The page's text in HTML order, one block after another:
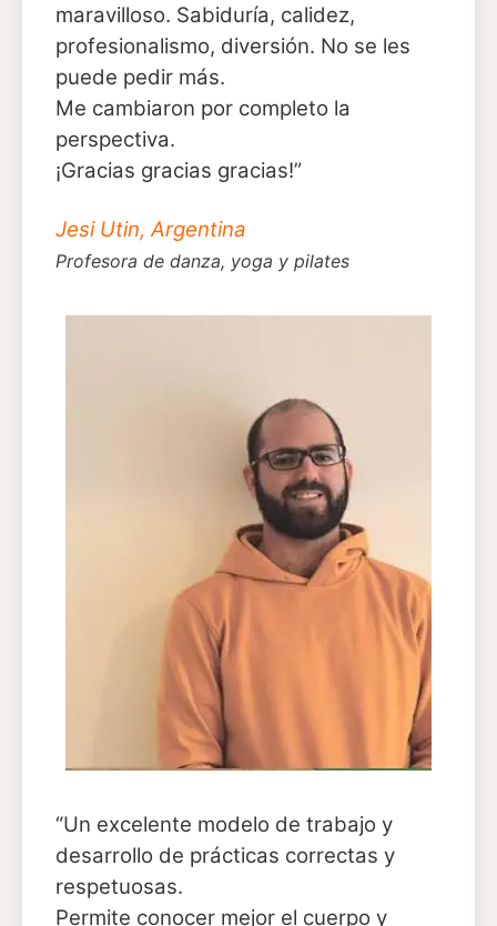
maravilloso. Sabiduría, calidez,
profesionalismo, diversión. No se les
puede pedir más.
Me cambiaron por completo la
perspectiva.
¡Gracias gracias gracias!”
Jesi Utin, Argentina
Profesora de danza, yoga y pilates
“Un excelente modelo de trabajo y
desarrollo de prácticas correctas y
respetuosas.
Permite conocer mejor el cuerpo y